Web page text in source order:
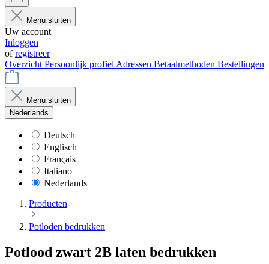
Menu sluiten
Uw account
Inloggen
ofregistreer
Overzicht Persoonlijk profiel Adressen Betaalmethoden Bestellingen
Menu sluiten
Nederlands
Deutsch
Englisch
Français
Italiano
Nederlands
Producten
Potloden bedrukken
Potlood zwart 2B laten bedrukken